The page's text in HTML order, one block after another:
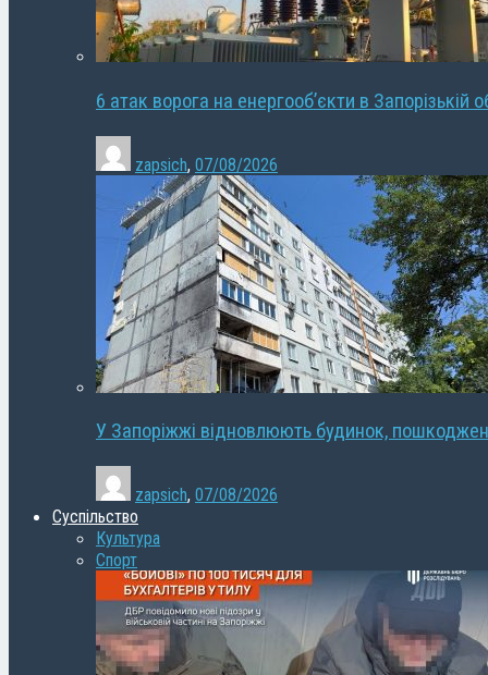
6 атак ворога на енергооб’єкти в Запорізькій
zapsich, 07/08/2026
У Запоріжжі відновлюють будинок,
zapsich, 07/08/2026
Суспільство
Культура
Спорт